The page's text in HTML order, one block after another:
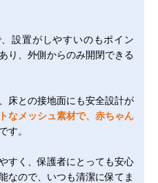
設置がしやすいのもポイン
り、外側からのみ開閉できる
床との接地面にも安全設計が
なメッシュ素材で、赤ちゃん
です。
すく、保護者にとっても安心
なので、いつも清潔に保てま